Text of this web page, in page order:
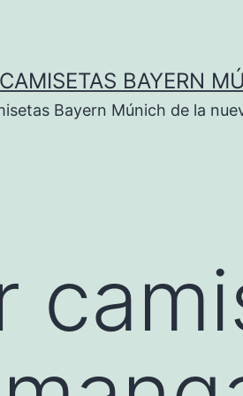
CAMISETAS BAYERN
Bayern Múnich de la